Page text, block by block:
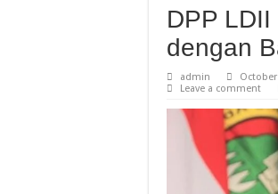
DPP
dengan
admin October
Leave a comment